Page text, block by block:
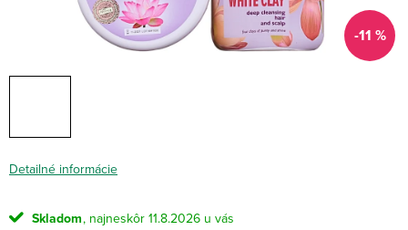
-11 %
Detailné informácie
Skladom
11.8.2026